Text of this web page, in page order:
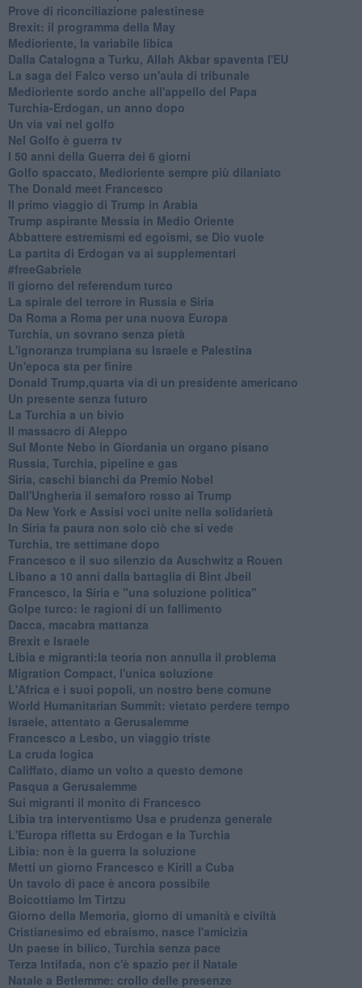
Prove di riconciliazione palestinese
Brexit: il programma della May
Medioriente, la variabile libica
Dalla Catalogna a Turku, Allah Akbar spaventa l'EU
La saga del Falco verso un'aula di tribunale
Medioriente sordo anche all'appello del Papa
Turchia-Erdogan, un anno dopo
Un via vai nel golfo
Nel Golfo è guerra tv
I 50 anni della Guerra dei 6 giorni
Golfo spaccato, Medioriente sempre più dilaniato
The Donald meet Francesco
Il primo viaggio di Trump in Arabia
Trump aspirante Messia in Medio Oriente
Abbattere estremismi ed egoismi, se Dio vuole
La partita di Erdogan va ai supplementari
#freeGabriele
Il giorno del referendum turco
La spirale del terrore in Russia e Siria
Da Roma a Roma per una nuova Europa
Turchia, un sovrano senza pietà
L'ignoranza trumpiana su Israele e Palestina
Un'epoca sta per finire
Donald Trump,quarta via di un presidente americano
Un presente senza futuro
La Turchia a un bivio
Il massacro di Aleppo
Sul Monte Nebo in Giordania un organo pisano
Russia, Turchia, pipeline e gas
Siria, caschi bianchi da Premio Nobel
Dall'Ungheria il semaforo rosso ai Trump
Da New York e Assisi voci unite nella solidarietà
In Siria fa paura non solo ciò che si vede
Turchia, tre settimane dopo
Francesco e il suo silenzio da Auschwitz a Rouen
Libano a 10 anni dalla battaglia di Bint Jbeil
Francesco, la Siria e "una soluzione politica"
Golpe turco: le ragioni di un fallimento
Dacca, macabra mattanza
Brexit e Israele
Libia e migranti:la teoria non annulla il problema
Migration Compact, l'unica soluzione
L'Africa e i suoi popoli, un nostro bene comune
World Humanitarian Summit: vietato perdere tempo
Israele, attentato a Gerusalemme
Francesco a Lesbo, un viaggio triste
La cruda logica
Califfato, diamo un volto a questo demone
Pasqua a Gerusalemme
Sui migranti il monito di Francesco
Libia tra interventismo Usa e prudenza generale
L'Europa rifletta su Erdogan e la Turchia
Libia: non è la guerra la soluzione
Metti un giorno Francesco e Kirill a Cuba
Un tavolo di pace è ancora possibile
Boicottiamo Im Tirtzu
Giorno della Memoria, giorno di umanità e civiltà
Cristianesimo ed ebraismo, nasce l'amicizia
Un paese in bilico, Turchia senza pace
Terza Intifada, non c'è spazio per il Natale
Natale a Betlemme: crollo delle presenze